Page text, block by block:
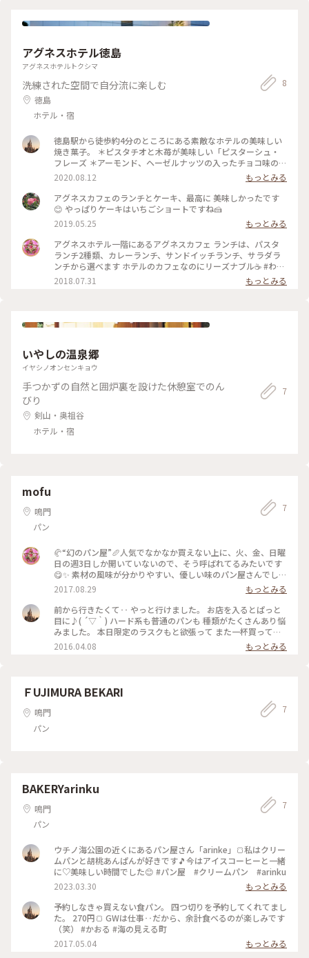
アグネスホテル徳島
アグネスホテルトクシマ
洗練された空間で自分流に楽しむ
徳島
ホテル・宿
8
徳島駅から徒歩約4分のところにある素敵なホテルの美味しい
焼き菓子。 ＊ピスタチオと木苺が美味しい「ピスターシュ・
フレーズ ＊アーモンド、ヘーゼルナッツの入ったチョコ味の
「ショコラ・ノワゼット」 しっとりした食感でホットコーヒ
ーとよく合う😊 お香を炊き、ほっこり幸せな時間♡ #ありがと
う #ホテル #焼き菓子 #わたしの街
2020.08.12
もっとみる
アグネスカフェのランチとケーキ、最高に 美味しかったです
😊 やっぱりケーキはいちごショートですね🍰
2019.05.25
もっとみる
アグネスホテル一階にあるアグネスカフェ ランチは、パスタ
ランチ2種類、カレーランチ、サンドイッチランチ、サラダラ
ンチから選べます ホテルのカフェなのにリーズナブル☕️ #わた
しの街 #徳島 #徳島カフェ #徳島ランチ
2018.07.31 もっとみる
いやしの温泉郷
イヤシノオンセンキョウ
手つかずの自然と囲炉裏を設けた休憩室でのん
びり
剣山・奥祖谷
ホテル・宿
7
mofu
鳴門
パン
7
🥐“幻のパン屋”🥖人気でなかなか買えない上に、火、金、日曜
日の週3日しか開いていないので、そう呼ばれてるみたいです
😋✨ 素材の風味が分かりやすい、優しい味のパン屋さんでした
😊 種類は多く、ハード系からソフト系、焼き菓子まで幅広く
あります #わたしの街 #徳島 #パン #人気店 #クロワッサン #鳴
門 #予約可 #駐車場あり #ハード系 #ラスク
2017.08.29
もっとみる
前から行きたくて‥ やっと行けました。 お店を入るとぱっと
目に♪( ´▽｀) ハード系も普通のパンも 種類がたくさんあり悩
みました。 本日限定のラスクもと欲張って また一杯買ってし
まいました（笑）
2016.04.08 もっとみる
ＦUJIMURA BEKARI
鳴門
パン
7
BAKERYarinku
鳴門
パン
7
ウチノ海公園の近くにあるパン屋さん「arinke」🍞私はクリー
ムパンと胡桃あんぱんが好きです🎵今はアイスコーヒーと一緒
に♡美味しい時間でした😊 #パン屋 #クリームパン #arinku
2023.03.30
もっとみる
予約しなきゃ買えない食パン。 四つ切りを予約してくれてまし
た。 270円🍞 GWは仕事‥だから、余計食べるのが楽しみです
（笑） #かおる #海の見える町
2017.05.04
もっとみる